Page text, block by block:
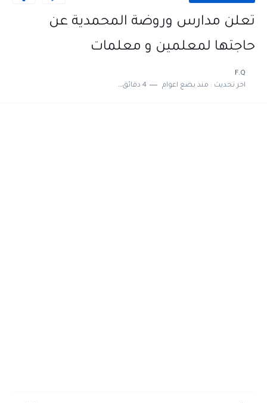
تعلن مدارس وروضة المحمدية عن
حاجتها لمعلمين و معلمات
F.Q
اخر تحديث : منذ بضع اعوام 4 دقائق للقراءة